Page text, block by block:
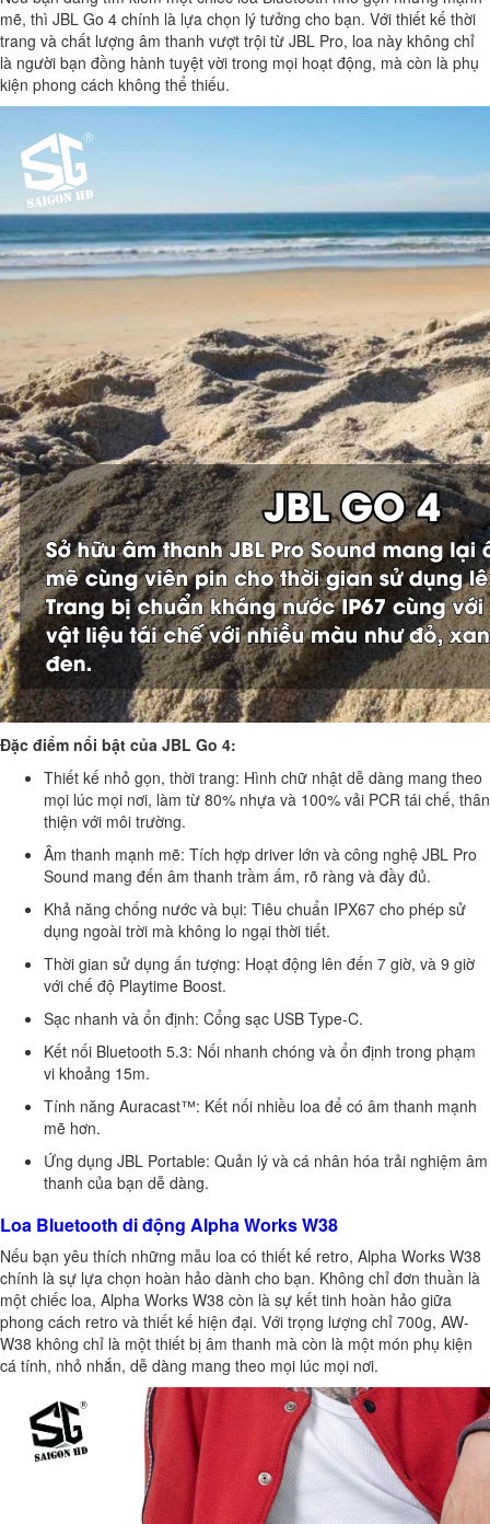
mẽ, thì JBL Go 4 chính là lựa chọn lý tưởng cho bạn. Với thiết kế thời
trang và chất lượng âm thanh vượt trội từ JBL Pro, loa này không chỉ
là người bạn đồng hành tuyệt vời trong mọi hoạt động, mà còn là phụ
kiện phong cách không thể thiếu.
Đặc điểm nổi bật của JBL Go 4:
Thiết kế nhỏ gọn, thời trang: Hình chữ nhật dễ dàng mang theo
mọi lúc mọi nơi, làm từ 80% nhựa và 100% vải PCR tái chế, thân
thiện với môi trường.
Âm thanh mạnh mẽ: Tích hợp driver lớn và công nghệ JBL Pro
Sound mang đến âm thanh trầm ấm, rõ ràng và đầy đủ.
Khả năng chống nước và bụi: Tiêu chuẩn IPX67 cho phép sử
dụng ngoài trời mà không lo ngại thời tiết.
Thời gian sử dụng ấn tượng: Hoạt động lên đến 7 giờ, và 9 giờ
với chế độ Playtime Boost.
Sạc nhanh và ổn định: Cổng sạc USB Type-C.
Kết nối Bluetooth 5.3: Nối nhanh chóng và ổn định trong phạm
vi khoảng 15m.
Tính năng Auracast™: Kết nối nhiều loa để có âm thanh mạnh
mẽ hơn.
Ứng dụng JBL Portable: Quản lý và cá nhân hóa trải nghiệm âm
thanh của bạn dễ dàng.
Loa Bluetooth di động Alpha Works W38
Nếu bạn yêu thích những mẫu loa có thiết kế retro, Alpha Works W38
chính là sự lựa chọn hoàn hảo dành cho bạn. Không chỉ đơn thuần là
một chiếc loa, Alpha Works W38 còn là sự kết tinh hoàn hảo giữa
phong cách retro và thiết kế hiện đại. Với trọng lượng chỉ 700g, AW-
W38 không chỉ là một thiết bị âm thanh mà còn là một món phụ kiện
cá tính, nhỏ nhắn, dễ dàng mang theo mọi lúc mọi nơi.